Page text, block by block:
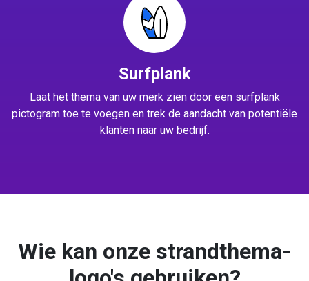
Surfplank
Laat het thema van uw merk zien door een surfplank
pictogram toe te voegen en trek de aandacht van potentiële
klanten naar uw bedrijf.
Wie kan onze strandthema-